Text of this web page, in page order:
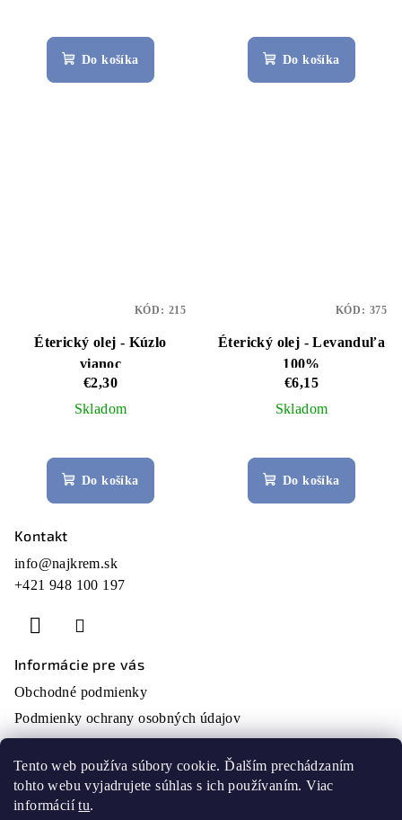
Tento web používa súbory cookie. Ďalším prechádzaním
tohto webu vyjadrujete súhlas s ich používaním. Viac
informáciítu.
Do košíka Do košíka
Éterický olej - Kúzlo
vianoc
€2,30
Skladom
Do košíka
KÓD: 215
Éterický olej - Levanduľa
100%
€6,15
Skladom
Do košíka
KÓD: 375
Kontakt
info@najkrem.sk
+421 948 100 197
Informácie pre vás
Obchodné podmienky
Podmienky ochrany osobných údajov
Moja objednávka
Prijímame online platby